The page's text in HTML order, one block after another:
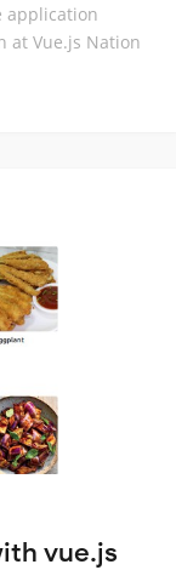
application
at Vue.js Nation
vue.js